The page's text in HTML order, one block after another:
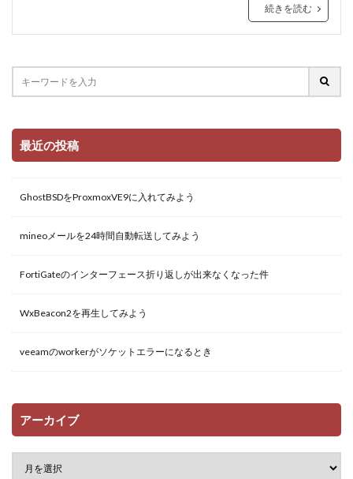
続きを読む
最近の投稿
GhostBSDをProxmoxVE9に入れてみよう
mineoメールを24時間自動転送してみよう
FortiGateのインターフェース折り返しが出来なくなった件
WxBeacon2を再生してみよう
veeamのworkerがソケットエラーになるとき
アーカイブ